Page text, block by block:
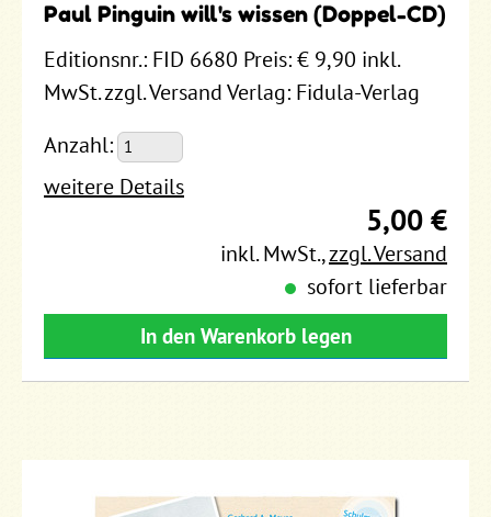
Paul Pinguin will's wissen (Doppel-CD)
Editionsnr.: FID 6680 Preis: € 9,90 inkl.
MwSt. zzgl. Versand Verlag: Fidula-Verlag
Anzahl:
weitere Details
5,00 €
inkl. MwSt.,zzgl. Versand
sofort lieferbar
In den Warenkorb legen